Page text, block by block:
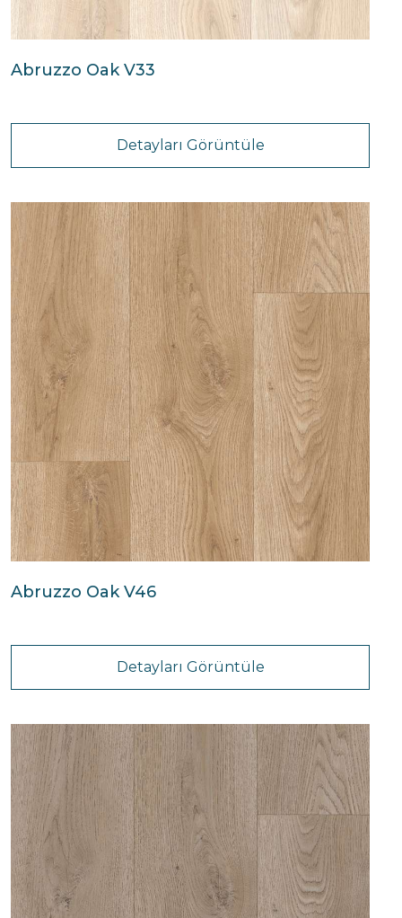
Abruzzo Oak V33
Detayları Görüntüle
Abruzzo Oak V46
Detayları Görüntüle